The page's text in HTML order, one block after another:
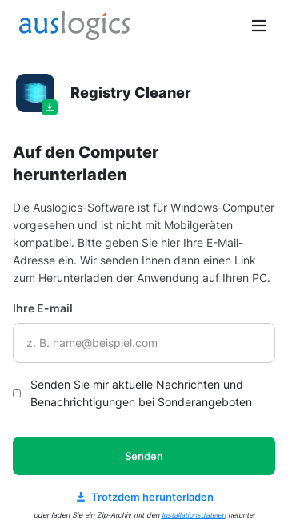
Registry Cleaner
Auf den Computer
herunterladen
Die Auslogics-Software ist für Windows-Computer
vorgesehen und ist nicht mit Mobilgeräten
kompatibel. Bitte geben Sie hier Ihre E-Mail-
Adresse ein. Wir senden Ihnen dann einen Link
zum Herunterladen der Anwendung auf Ihren PC.
Ihre E-mail
Senden Sie mir aktuelle Nachrichten und
Benachrichtigungen bei Sonderangeboten
Senden
Trotzdem herunterladen
oder laden Sie ein Zip-Archiv mit den Installationsdateienherunter